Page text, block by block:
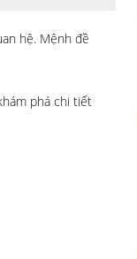
hệ. Mệnh đề
phá chi tiết